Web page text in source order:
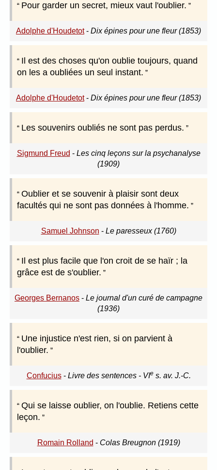
Pour garder un secret, mieux vaut l'oublier.
Adolphe d'Houdetot- Dix épines pour une fleur (1853)
Il est des choses qu'on oublie toujours, quand
on les a oubliées un seul instant.
Adolphe d'Houdetot- Dix épines pour une fleur (1853)
Les souvenirs oubliés ne sont pas perdus.
Sigmund Freud - Les cinq leçons sur la psychanalyse
(1909)
Oublier et se souvenir à plaisir sont deux
facultés qui ne sont pas données à l'homme.
Samuel Johnson - Le paresseux (1760)
Il est plus facile que l'on croit de se haïr ; la
grâce est de s'oublier.
Georges Bernanos - Le journal d'un curé de campagne
(1936)
Une injustice n'est rien, si on parvient à
l'oublier.
Confucius- Livre des sentences - VIes. av. J.-C.
Qui se laisse oublier, on l'oublie. Retiens cette
leçon.
Romain Rolland - Colas Breugnon (1919)